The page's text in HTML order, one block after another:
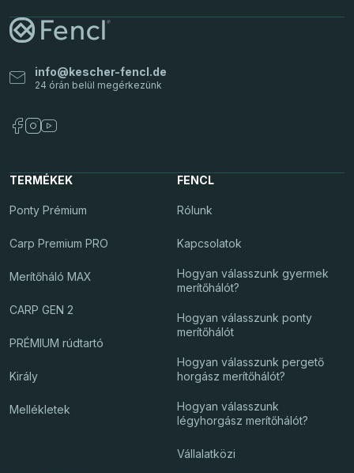
info@kescher-fencl.de
TERMÉKEK
Ponty Prémium
Carp Premium PRO
Merítőháló MAX
CARP GEN 2
PRÉMIUM rúdtartó
Király
Mellékletek
FENCL
Rólunk
Kapcsolatok
Hogyan válasszunk gyermek
merítőhálót?
Hogyan válasszunk ponty
merítőhálót
Hogyan válasszunk pergető
horgász merítőhálót?
Hogyan válasszunk
légyhorgász merítőhálót?
Vállalatközi